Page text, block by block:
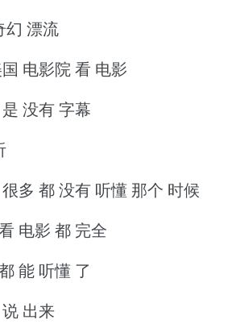
幻 漂流
电影院 看 电影
没有 字幕
多 都 没有 听懂 那个 时候
电影 都 完全
能 听懂 了
出来